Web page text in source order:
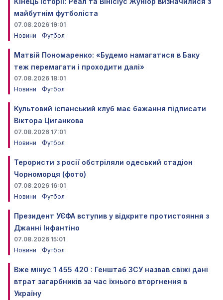
майбутнім футболіста
07.08.2026 19:01
Новини
Футбол
Матвій Пономаренко: «Будемо намагатися в Баку
теж перемагати і проходити далі»
07.08.2026 18:01
Новини
Футбол
Культовий іспанський клуб має бажання підписати
Віктора Циганкова
07.08.2026 17:01
Новини
Футбол
Терористи з росії обстріляли одеський стадіон
Чорноморця (фото)
07.08.2026 16:01
Новини
Футбол
Президент УЄФА вступив у відкрите протистояння з
Джанні Інфантіно
07.08.2026 15:01
Новини
Футбол
Вже мінус 1 455 420 : Генштаб ЗСУ назвав свіжі дані
втрат загарбників за час їхнього вторгнення в
Україну